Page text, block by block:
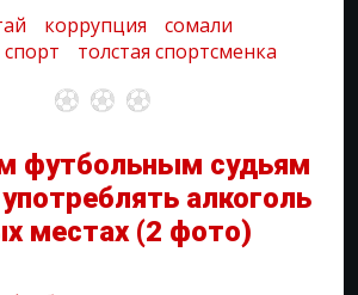
коррупция
сомали
спорт толстая спортсменка
футбольным судьям
алкоголь
местах (2 фото)